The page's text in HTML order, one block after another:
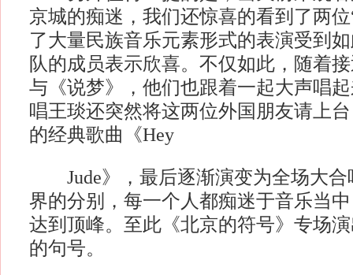
京城的痴迷，我们还惊喜的看到了两
了大量民族音乐元素形式的表演受到
队的成员表示欣喜。不仅如此，随着
与《说梦》，他们也跟着一起大声唱
唱王琰还突然将这两位外国朋友请上
的经典歌曲《Hey
Jude》，最后逐渐演变为全场大合
界的分别，每一个人都痴迷于音乐当
达到顶峰。至此《北京的符号》专场
的句号。